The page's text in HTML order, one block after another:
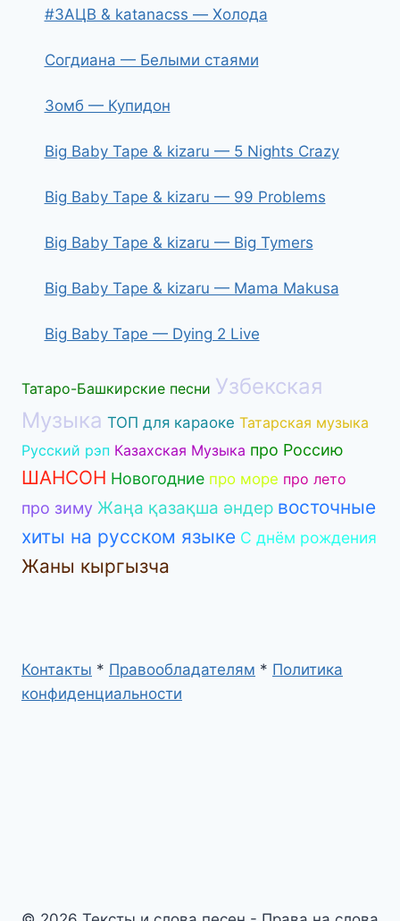
#ЗАЦВ & katanacss — Холода
Согдиана — Белыми стаями
Зомб — Купидон
Big Baby Tape & kizaru — 5 Nights Crazy
Big Baby Tape & kizaru — 99 Problems
Big Baby Tape & kizaru — Big Tymers
Big Baby Tape & kizaru — Mama Makusa
Big Baby Tape — Dying 2 Live
Татаро-Башкирские песни Узбекская
Музыка ТОП для караоке Татарская музыка
Русский рэп Казахская Музыка про Россию
ШАНСОН Новогодние про море про лето
про зиму Жаңа қазақша әндер восточные
хиты на русском языке С днём рождения
Жаны кыргызча
Контакты * Правообладателям * Политика
конфиденциальности